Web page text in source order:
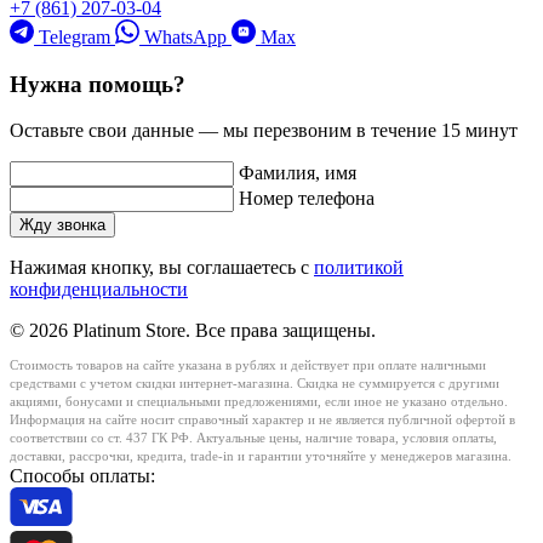
+7 (861) 207-03-04
Telegram
WhatsApp Max
Нужна помощь?
Оставьте свои данные — мы перезвоним в течение 15 минут
Фамилия, имя
Номер телефона
Жду звонка
Нажимая кнопку, вы соглашаетесь с политикой
конфиденциальности
© 2026 Platinum Store. Все права защищены.
Стоимость товаров на сайте указана в рублях и действует при оплате наличными
средствами с учетом скидки интернет-магазина. Скидка не суммируется с другими
акциями, бонусами и специальными предложениями, если иное не указано отдельно.
Информация на сайте носит справочный характер и не является публичной офертой в
соответствии со ст. 437 ГК РФ. Актуальные цены, наличие товара, условия оплаты,
доставки, рассрочки, кредита, trade-in и гарантии уточняйте у менеджеров магазина.
Способы оплаты: